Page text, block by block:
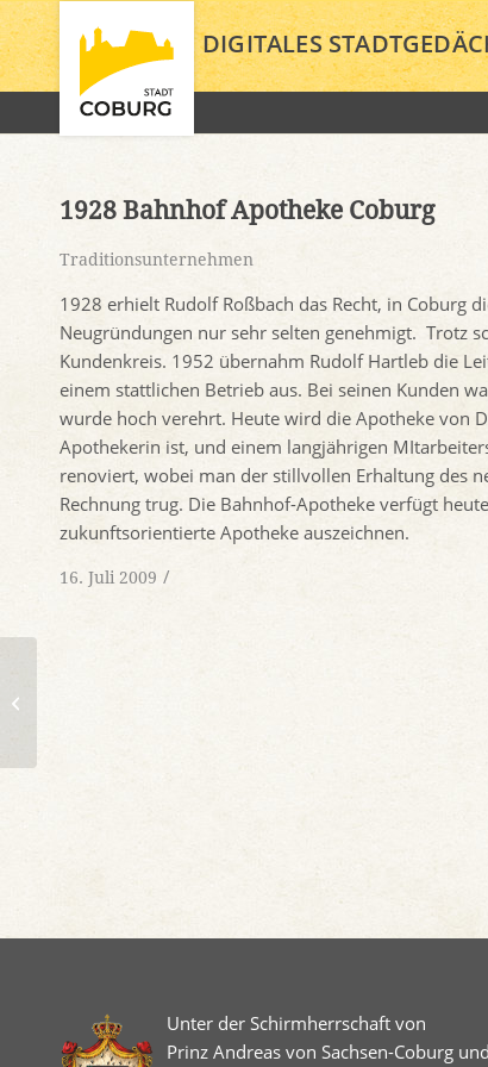
DIGITALES
1928 Bahnhof Apotheke Coburg
Traditionsunternehmen
1928 erhielt Rudolf Roßbach das Recht, in Coburg
Neugründungen nur sehr selten genehmigt. Trotz
Kundenkreis. 1952 übernahm Rudolf Hartleb die
einem stattlichen Betrieb aus. Bei seinen Kunden
wurde hoch verehrt. Heute wird die Apotheke von
Apothekerin ist, und einem langjährigen
renoviert, wobei man der stillvollen Erhaltung des
Rechnung trug. Die Bahnhof-Apotheke verfügt
zukunftsorientierte Apotheke auszeichnen.
16. Juli 2009 /
Unter der Schirmherrschaft von
Prinz Andreas von Sachsen-Coburg und